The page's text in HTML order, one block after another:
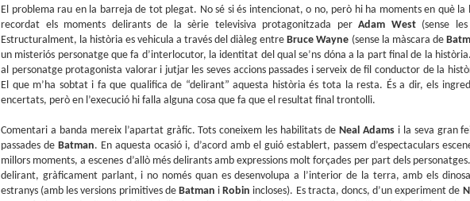
El problema rau en la barreja de tot plegat. No sé si és intencionat, o no, però hi ha moments en què la
recordat els moments delirants de la sèrie televisiva protagonitzada perAdam West(sense les
Estructuralment, la història es vehicula a través del diàleg entreBruce Wayne (sense la màscara de
un misteriós personatge que fa d’interlocutor, la identitat del qual se’ns dóna a la part final de la
al personatge protagonista valorar i jutjar les seves accions passades i serveix de fil conductor de la
El que m’ha sobtat i fa que qualifica de “delirant” aquesta història és tota la resta. És a dir, els
encertats, però en l’execució hi falla alguna cosa que fa que el resultat final trontolli.
Comentari a banda mereix l’apartat gràfic. Tots coneixem les habilitats de Neal Adams i la seva gran
passades de Batman. En aquesta ocasió i, d’acord amb el guió establert, passem d’espectaculars
millors moments, a escenes d’allò més delirants amb expressions molt forçades per part dels
delirant, gràficament parlant, i no només quan es desenvolupa a l’interior de la terra, amb els
estranys (amb les versions primitives de Batman iRobin incloses). Es tracta, doncs, d’un experiment de